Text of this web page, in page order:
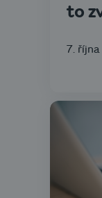
to
7.